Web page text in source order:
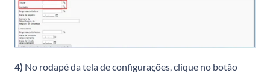
4) No rodapé da tela de configurações, clique no botão